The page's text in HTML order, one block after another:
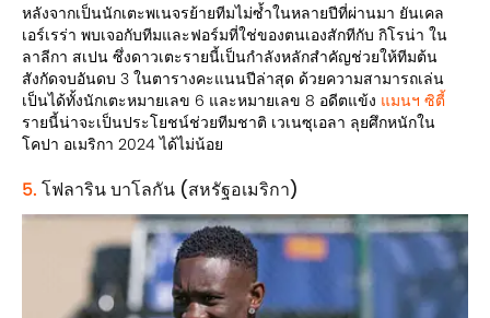
หลังจากเป็นนักเตะพเนจรย้ายทีมไม่ซ้ำในหลายปีที่ผ่านมา ยันเคล
เอร์เรร่า พบเจอกับทีมและฟอร์มที่ใช่ของตนเองสักทีกับ กิโรน่า ใน
ลาลีกา สเปน ซึ่งดาวเตะรายนี้เป็นกำลังหลักสำคัญช่วยให้ทีมต้น
สังกัดจบอันดบ 3 ในตารางคะแนนปีล่าสุด ด้วยความสามารถเล่น
เป็นได้ทั้งนักเตะหมายเลข 6 และหมายเลข 8 อดีตแข้ง แมนฯ ซิตี้
รายนี้น่าจะเป็นประโยชน์ช่วยทีมชาติ เวเนซุเอลา ลุยศึกหนักใน
โคปา อเมริกา 2024 ได้ไม่น้อย
5. โฟลาริน บาโลกัน (สหรัฐอเมริกา)